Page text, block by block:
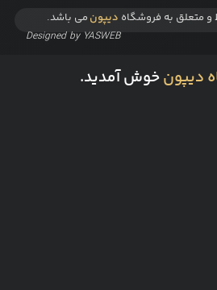
متعلق به فروشگاه دیپون می باشد.
Designed by YASWEB
دیپونخوش آمدید.